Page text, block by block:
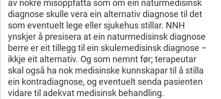
av nokre misoppfatta som om ein naturmedisinsk
diagnose skulle vera ein alternativ diagnose til det
som eventuelt lege eller sjukehus stillar. NNH
ynskjer å presisera at ein naturmedisinsk diagnose
berre er eit tillegg til ein skulemedisinsk diagnose –
ikkje eit alternativ. Og som nemnt før; terapeutar
skal også ha nok medisinske kunnskapar til å stilla
ein kontradiagnose, og eventuelt senda pasienten
vidare til adekvat medisinsk behandling.